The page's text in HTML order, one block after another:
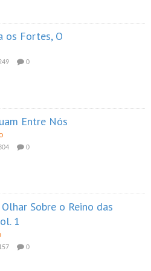
os Fortes, O
0
Entre Nós
0
Sobre o Reino das
1
0